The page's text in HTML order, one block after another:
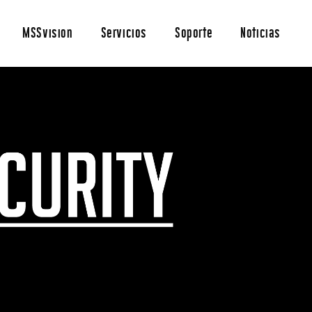
MSSvision Servicios Soporte Noticias